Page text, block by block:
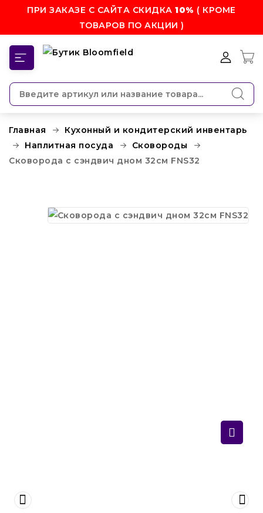
ПРИ ЗАКАЗЕ С САЙТА СКИДКА10% ( КРОМЕ
ТОВАРОВ ПО АКЦИИ )
Главная
Кухонный и кондитерский инвентарь
Наплитная посуда
Сковороды
Сковорода с сэндвич дном 32см FNS32